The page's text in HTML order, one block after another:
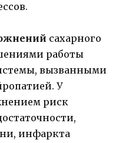
сахарного
работы
вызванными
У
риск
инфаркта